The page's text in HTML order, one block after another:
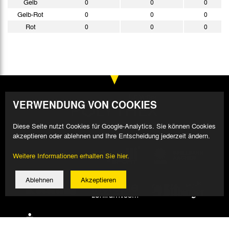
Gelb 0 0 0
Gelb-Rot 0 0 0
Rot 0 0 0
VERWENDUNG VON COOKIES
Diese Seite nutzt Cookies für Google-Analytics. Sie können Cookies
akzeptieren oder ablehnen und Ihre Entscheidung jederzeit ändern.
Weitere Informationen erhalten Sie hier.
Ablehnen Akzeptieren